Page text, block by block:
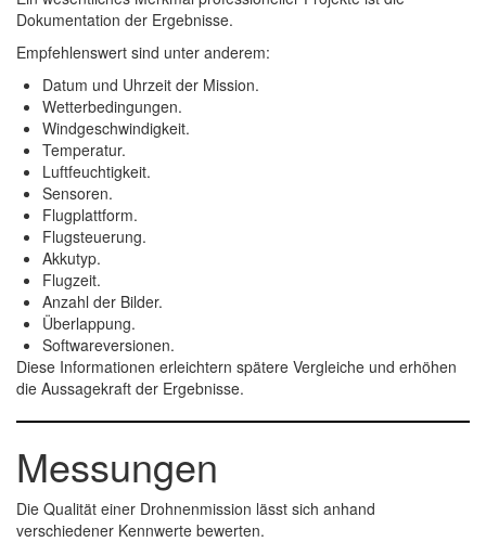
Dokumentation der Ergebnisse.
Empfehlenswert sind unter anderem:
Datum und Uhrzeit der Mission.
Wetterbedingungen.
Windgeschwindigkeit.
Temperatur.
Luftfeuchtigkeit.
Sensoren.
Flugplattform.
Flugsteuerung.
Akkutyp.
Flugzeit.
Anzahl der Bilder.
Überlappung.
Softwareversionen.
Diese Informationen erleichtern spätere Vergleiche und erhöhen
die Aussagekraft der Ergebnisse.
Messungen
Die Qualität einer Drohnenmission lässt sich anhand
verschiedener Kennwerte bewerten.